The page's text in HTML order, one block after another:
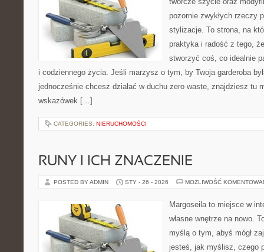
pozornie zwykłych rzeczy
stylizacje. To strona, na
praktyka i radość z tego,
stworzyć coś, co idealnie
i codziennego życia. Jeśli marzysz o tym, by Twoja garderoba
jednocześnie chcesz działać w duchu zero waste, znajdziesz tu
wskazówek […]
CATEGORIES: NIERUCHOMOŚCI
RUNY I ICH ZNACZENIE
POSTED BY ADMIN STY - 26 - 2026 MOŻLIWOŚĆ
Margoseila to miejsce w
własne wnętrze na nowo.
myślą o tym, abyś mógł
jesteś, jak myślisz, czego